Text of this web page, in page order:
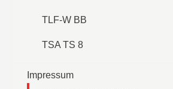
TLF-W BB
TSA TS 8
Impressum